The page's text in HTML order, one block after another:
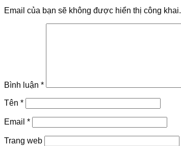
Email của bạn sẽ không được hiển thị công khai.
Bình luận *
Tên *
Email *
Trang web